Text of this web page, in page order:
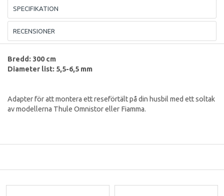
SPECIFIKATION
RECENSIONER
Bredd: 300 cm
Diameter list: 5,5-6,5 mm
Adapter för att montera ett reseförtält på din husbil med ett soltak
av modellerna Thule Omnistor eller Fiamma.